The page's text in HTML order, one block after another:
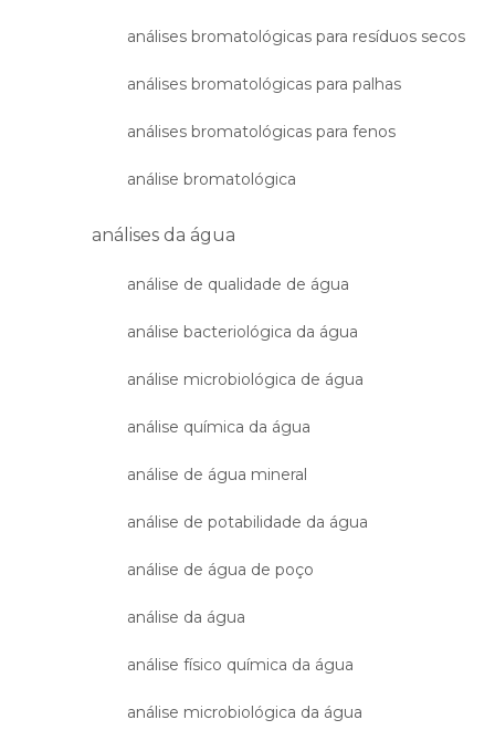
análises bromatológicas para resíduos secos
análises bromatológicas para palhas
análises bromatológicas para fenos
análise bromatológica
análises da água
análise de qualidade de água
análise bacteriológica da água
análise microbiológica de água
análise química da água
análise de água mineral
análise de potabilidade da água
análise de água de poço
análise da água
análise físico química da água
análise microbiológica da água